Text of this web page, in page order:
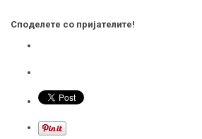
Споделете со пријателите!